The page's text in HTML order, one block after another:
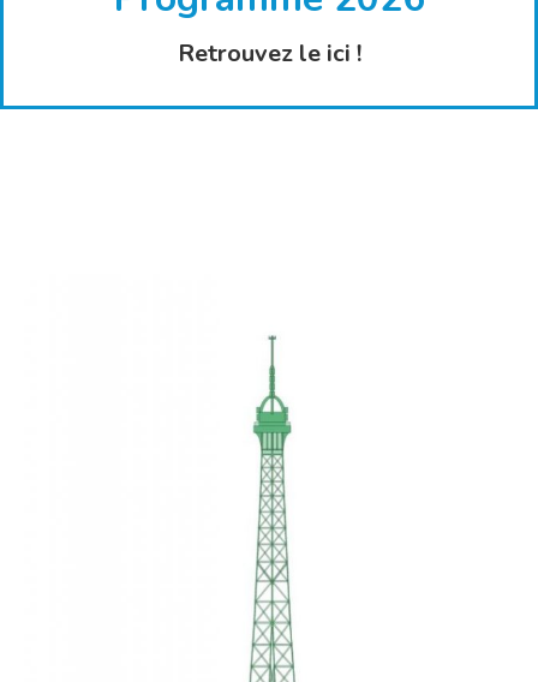
Retrouvez le ici !